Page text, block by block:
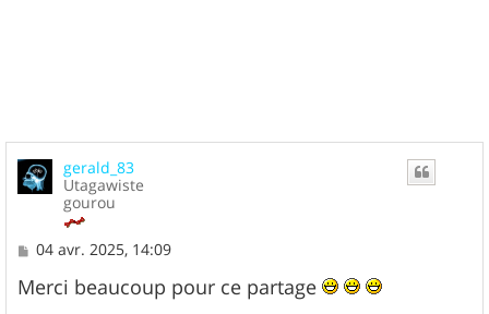
gerald_83
Utagawiste
gourou
M
s
s
04 avr. 2025, 14:09
Merci beaucoup pour ce partage